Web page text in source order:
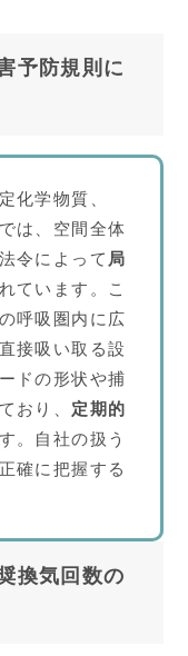
予防規則に
化学物質、
は、空間全体
令によって 局
ています。こ
呼吸圏内に広
接吸い取る設
ドの形状や捕
おり、 定期的
。自社の扱う
確に把握する
換気回数の